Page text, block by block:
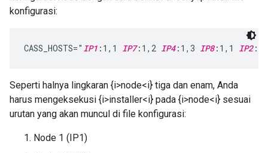
konfigurasi:
CASS_HOSTS=" IP1 :1,1 IP7:1,2 IP4:1,3 IP8:1,1 IP2
Seperti halnya lingkaran {i>node<i} tiga dan enam, Anda
harus mengeksekusi {i>installer<i} pada {i>node<i} sesuai
urutan yang akan muncul di file konfigurasi:
Node 1 (IP1)